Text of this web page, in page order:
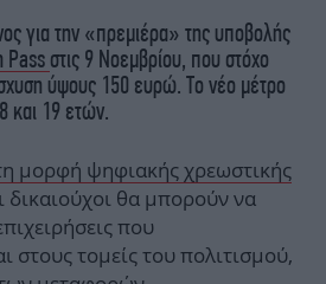
για την «πρεμιέρα» της υποβολής
Pass στις 9 Νοεμβρίου, που στόχο
ύψους 150 ευρώ. Το νέο μέτρο
και 19 ετών.
μορφή ψηφιακής χρεωστικής
δικαιούχοι θα μπορούν να
που
στους τομείς του πολιτισμού,